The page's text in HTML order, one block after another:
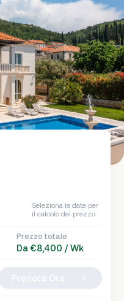
Seleziona le date per
il calcolo del prezzo
Prezzo totale
Da €8,400 / Wk